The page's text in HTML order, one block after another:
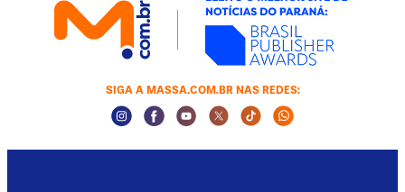
SIGA A MASSA.COM.BR NAS REDES:
Instagram Social Media
Facebook Social Media
Youtube Social Media
Twitter Social Media
Tiktok Social Media
Whatsapp